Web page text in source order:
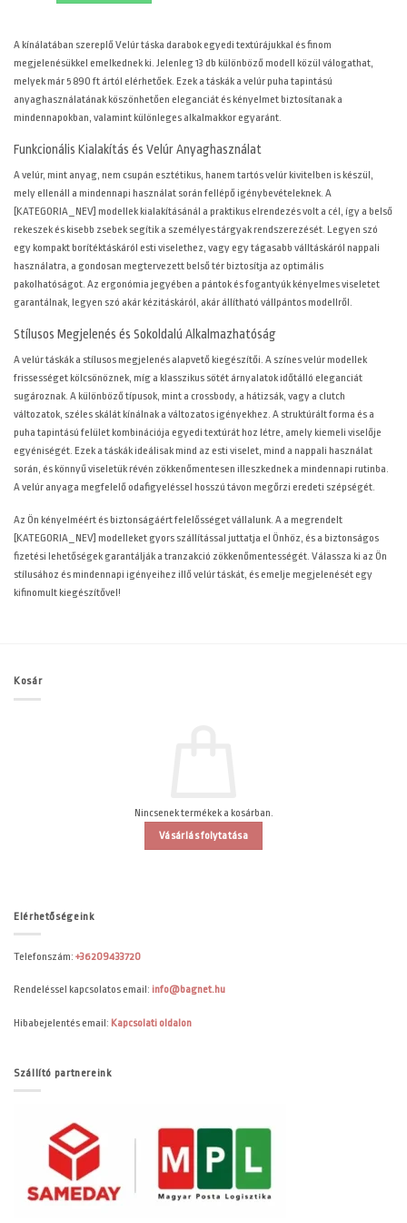
A kínálatában szereplő Velúr táska darabok egyedi textúrájukkal és finom
megjelenésükkel emelkednek ki. Jelenleg 13 db különböző modell közül válogathat,
melyek már 5 890 ft ártól elérhetőek. Ezek a táskák a velúr puha tapintású
anyaghasználatának köszönhetően eleganciát és kényelmet biztosítanak a
mindennapokban, valamint különleges alkalmakkor egyaránt.
Funkcionális Kialakítás és Velúr Anyaghasználat
A velúr, mint anyag, nem csupán esztétikus, hanem tartós velúr kivitelben is készül,
mely ellenáll a mindennapi használat során fellépő igénybevételeknek. A
[KATEGORIA_NEV] modellek kialakításánál a praktikus elrendezés volt a cél, így a belső
rekeszek és kisebb zsebek segítik a személyes tárgyak rendszerezését. Legyen szó
egy kompakt borítéktáskáról esti viselethez, vagy egy tágasabb válltáskáról nappali
használatra, a gondosan megtervezett belső tér biztosítja az optimális
pakolhatóságot. Az ergonómia jegyében a pántok és fogantyúk kényelmes viseletet
garantálnak, legyen szó akár kézitáskáról, akár állítható vállpántos modellről.
Stílusos Megjelenés és Sokoldalú Alkalmazhatóság
A velúr táskák a stílusos megjelenés alapvető kiegészítői. A színes velúr modellek
frissességet kölcsönöznek, míg a klasszikus sötét árnyalatok időtálló eleganciát
sugároznak. A különböző típusok, mint a crossbody, a hátizsák, vagy a clutch
változatok, széles skálát kínálnak a változatos igényekhez. A struktúrált forma és a
puha tapintású felület kombinációja egyedi textúrát hoz létre, amely kiemeli viselője
egyéniségét. Ezek a táskák ideálisak mind az esti viselet, mind a nappali használat
során, és könnyű viseletük révén zökkenőmentesen illeszkednek a mindennapi rutinba.
A velúr anyaga megfelelő odafigyeléssel hosszú távon megőrzi eredeti szépségét.
Az Ön kényelméért és biztonságáért felelősséget vállalunk. A a megrendelt
[KATEGORIA_NEV] modelleket gyors szállítással juttatja el Önhöz, és a biztonságos
fizetési lehetőségek garantálják a tranzakció zökkenőmentességét. Válassza ki az Ön
stílusához és mindennapi igényeihez illő velúr táskát, és emelje megjelenését egy
kifinomult kiegészítővel!
Kosár
Nincsenek termékek a kosárban.
Vásárlás folytatása
Elérhetőségeink
Telefonszám: +36209433720
Rendeléssel kapcsolatos email: info@bagnet.hu
Hibabejelentés email: Kapcsolati oldalon
Szállító partnereink